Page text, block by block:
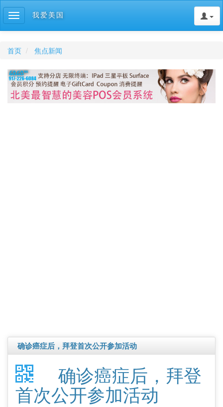
Toggle
navigation
我爱美国
首页 焦点新闻
确诊癌症后，拜登首次公开参加活动
确诊癌症后，拜登
首次公开参加活动